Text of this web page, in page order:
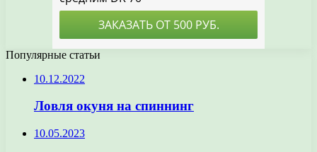
Популярные статьи
10.12.2022
Ловля окуня на спиннинг
10.05.2023